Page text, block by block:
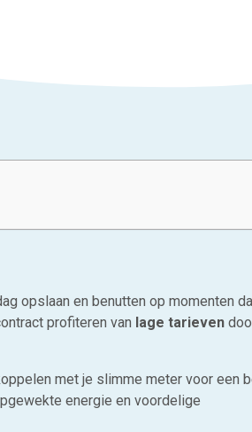
opslaan en benutten op momenten
profiteren van lage tarieven
met je slimme meter voor een
energie en voordelige